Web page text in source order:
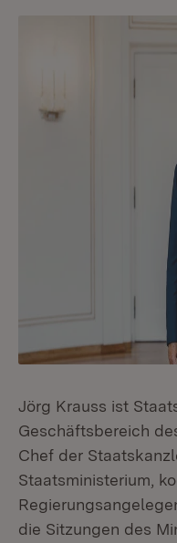
Jörg Krauss ist
Geschäftsbereich
Chef der
Staatsministerium,
die Sitzungen des